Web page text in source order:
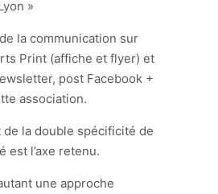
»
la communication sur
Print (affiche et flyer) et
post Facebook +
association.
de la double spécificité de
est l’axe retenu.
une approche